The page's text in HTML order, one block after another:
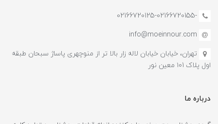
-02166720125-02166720155
info@moeinnour.com
تهران، خیابان خیابان لاله زار بالا تر از منوچهری پاساژ سبحان طبقه
اول پلاک ۱۰1 معین نور
درباره ما